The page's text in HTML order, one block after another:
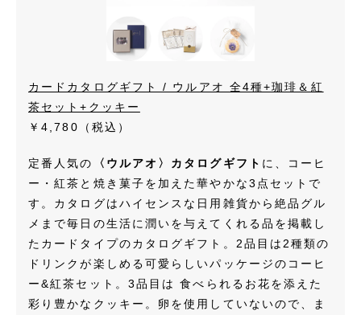
カードカタログギフト / ウルアオ 全4種+珈琲＆紅
茶セット+クッキー
￥4,780
（税込）
定番人気の 〈ウルアオ〉カタログギフト に、コーヒ
ー・紅茶と焼き菓子を加えた華やかな3点セットで
す。カタログはハイセンスな日用雑貨から絶品グル
メまで毎日の生活に潤いを与えてくれる品を掲載し
たカードタイプのカタログギフト。2品目は2種類の
ドリンクが楽しめる可愛らしいパッケージのコーヒ
ー&紅茶セット。3品目は 食べられるお花を添えた
彩り豊かなクッキー。卵を使用していないので、ま